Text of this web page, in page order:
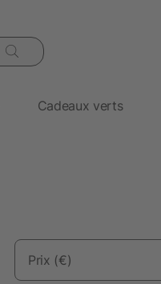
Cadeaux verts
Prix (€)